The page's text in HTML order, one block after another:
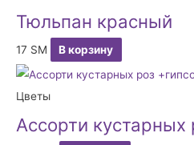
Тюльпан красный
17 ЅМ В корзину
Цветы
Ассорти кустарных